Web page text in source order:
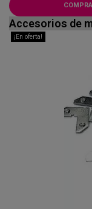
Accesorios de
¡En oferta!